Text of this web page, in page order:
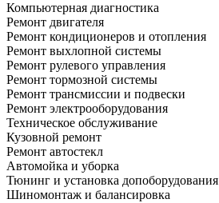
Компьютерная диагностика
Ремонт двигателя
Ремонт кондиционеров и отопления
Ремонт выхлопной системы
Ремонт рулевого управления
Ремонт тормозной системы
Ремонт трансмиссии и подвески
Ремонт электрооборудования
Техническое обслуживание
Кузовной ремонт
Ремонт автостекл
Автомойка и уборка
Тюнинг и установка допоборудования
Шиномонтаж и балансировка